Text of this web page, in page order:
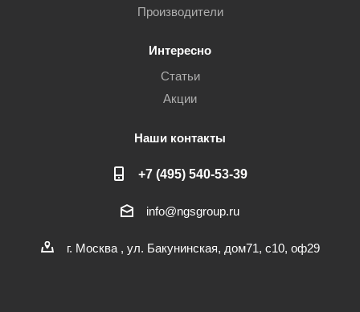
Производители
Интересно
Статьи
Акции
Наши контакты
+7 (495) 540-53-39
info@ngsgroup.ru
г. Москва , ул. Бакунинская, дом71, с10, оф29